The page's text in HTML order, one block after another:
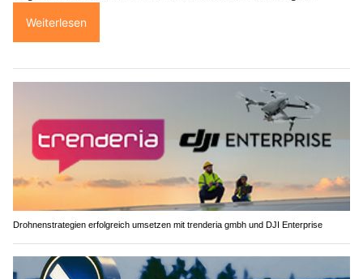
Weiterlesen
Drohnenstrategien erfolgreich umsetzen mit trenderia gmbh und DJI Enterprise